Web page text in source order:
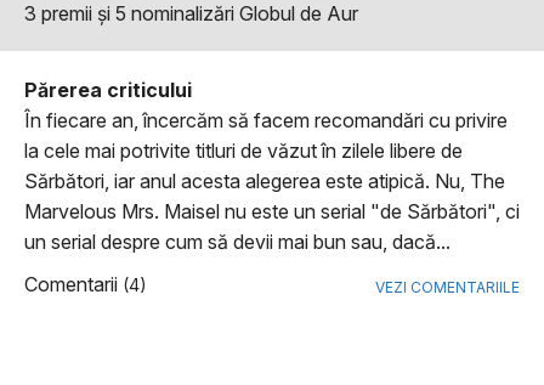
3 premii şi 5 nominalizări Globul de Aur
Părerea criticului
În fiecare an, încercăm să facem recomandări cu privire
la cele mai potrivite titluri de văzut în zilele libere de
Sărbători, iar anul acesta alegerea este atipică. Nu, The
Marvelous Mrs. Maisel nu este un serial "de Sărbători", ci
un serial despre cum să devii mai bun sau, dacă...
Comentarii (4) VEZI COMENTARIILE